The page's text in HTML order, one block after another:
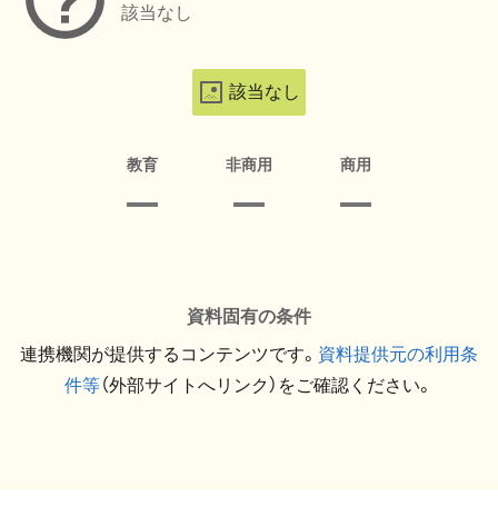
該当なし
該当なし
教育 非商用 商用
資料固有の条件
連携機関が提供するコンテンツです。 資料提供元の利用条
件等（外部サイトへリンク）をご確認ください。